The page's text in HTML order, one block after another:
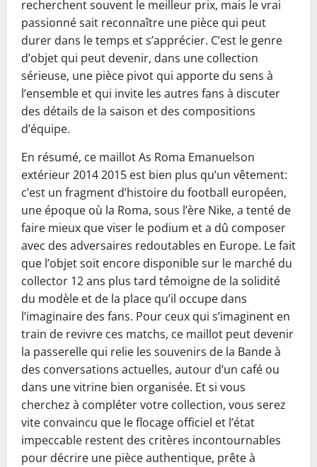
recherchent souvent le meilleur prix, mais le vrai
passionné sait reconnaître une pièce qui peut
durer dans le temps et s’apprécier. C’est le genre
d’objet qui peut devenir, dans une collection
sérieuse, une pièce pivot qui apporte du sens à
l’ensemble et qui invite les autres fans à discuter
des détails de la saison et des compositions
d’équipe.
En résumé, ce maillot As Roma Emanuelson
extérieur 2014 2015 est bien plus qu’un vêtement:
c’est un fragment d’histoire du football européen,
une époque où la Roma, sous l’ère Nike, a tenté de
faire mieux que viser le podium et a dû composer
avec des adversaires redoutables en Europe. Le fait
que l’objet soit encore disponible sur le marché du
collector 12 ans plus tard témoigne de la solidité
du modèle et de la place qu’il occupe dans
l’imaginaire des fans. Pour ceux qui s’imaginent en
train de revivre ces matchs, ce maillot peut devenir
la passerelle qui relie les souvenirs de la Bande à
des conversations actuelles, autour d’un café ou
dans une vitrine bien organisée. Et si vous
cherchez à compléter votre collection, vous serez
vite convaincu que le flocage officiel et l’état
impeccable restent des critères incontournables
pour décrire une pièce authentique, prête à